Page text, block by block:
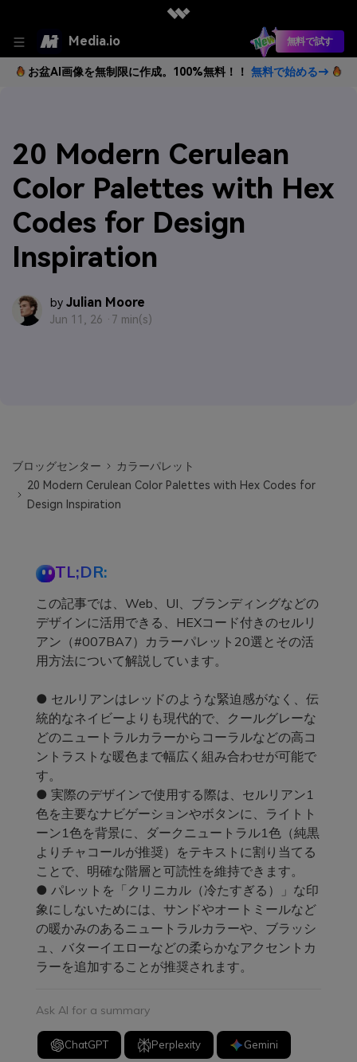
Media.io 無料で試す
お盆AI画像を無制限に作成。100%無料！！ 無料で始める→
20 Modern Cerulean
Color Palettes with Hex
Codes for Design
Inspiration
by Julian Moore
Jun 11, 26 · 7 min(s)
ブロッグセンター
カラーパレット
20 Modern Cerulean Color Palettes with Hex Codes for
Design Inspiration
TL;DR:
この記事では、Web、UI、ブランディングなどの
デザインに活用できる、HEXコード付きのセルリ
アン（#007BA7）カラーパレット20選とその活
用方法について解説しています。
● セルリアンはレッドのような緊迫感がなく、伝
統的なネイビーよりも現代的で、クールグレーな
どのニュートラルカラーからコーラルなどの高コ
ントラストな暖色まで幅広く組み合わせが可能で
す。
● 実際のデザインで使用する際は、セルリアン1
色を主要なナビゲーションやボタンに、ライトト
ーン1色を背景に、ダークニュートラル1色（純黒
よりチャコールが推奨）をテキストに割り当てる
ことで、明確な階層と可読性を維持できます。
● パレットを「クリニカル（冷たすぎる）」な印
象にしないためには、サンドやオートミールなど
の暖かみのあるニュートラルカラーや、ブラッシ
ュ、バターイエローなどの柔らかなアクセントカ
ラーを追加することが推奨されます。
Ask AI for a summary
ChatGPT Perplexity Gemini